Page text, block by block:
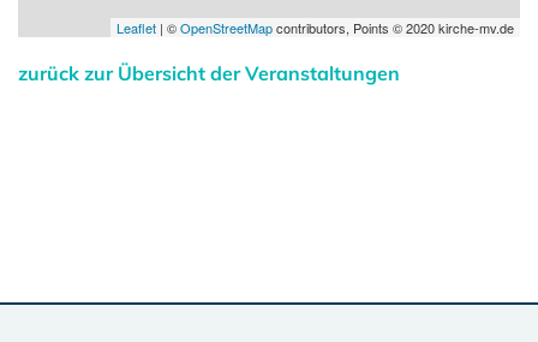
Leaflet | ©OpenStreetMapcontributors, Points © 2020 kirche-mv.de
zurück zur Übersicht der Veranstaltungen